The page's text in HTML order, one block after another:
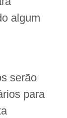
algum
serão
para